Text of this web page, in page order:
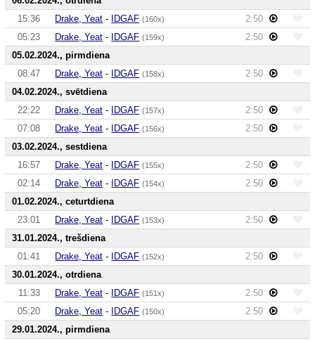
15:36
Drake, Yeat - IDGAF (160x)
2:50
05:23
Drake, Yeat - IDGAF (159x)
2:50
05.02.2024., pirmdiena
08:47
Drake, Yeat - IDGAF (158x)
2:50
04.02.2024., svētdiena
22:22
Drake, Yeat - IDGAF (157x)
2:50
07:08
Drake, Yeat - IDGAF (156x)
2:50
03.02.2024., sestdiena
16:57
Drake, Yeat - IDGAF (155x)
2:50
02:14
Drake, Yeat - IDGAF (154x)
2:50
01.02.2024., ceturtdiena
23:01
Drake, Yeat - IDGAF (153x)
2:50
31.01.2024., trešdiena
01:41
Drake, Yeat - IDGAF (152x)
2:50
30.01.2024., otrdiena
11:33
Drake, Yeat - IDGAF (151x)
2:50
05:20
Drake, Yeat - IDGAF (150x)
2:50
29.01.2024., pirmdiena